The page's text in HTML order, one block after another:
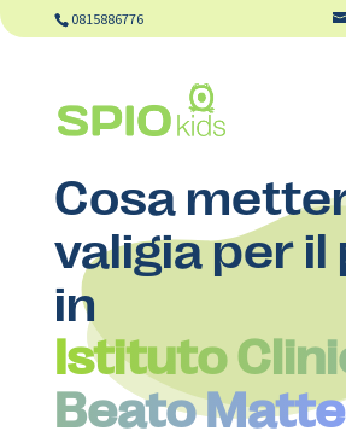
0815886776
Cosa
valigia per
in
Istituto
Beato